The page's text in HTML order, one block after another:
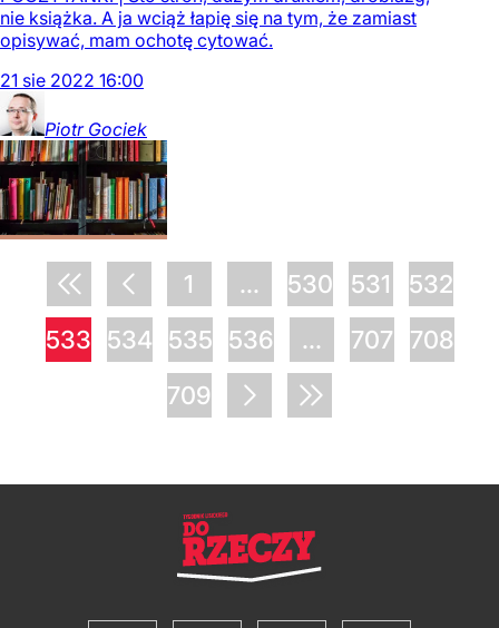
nie książka. A ja wciąż łapię się na tym, że zamiast
opisywać, mam ochotę cytować.
21 sie 2022 16:00
Piotr Gociek
1 ... 530 531
532
533
534 535 536 ... 707
708
709